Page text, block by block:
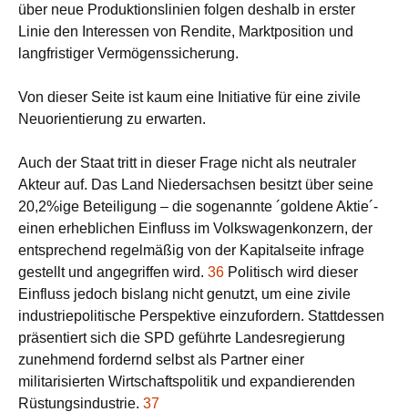
über neue Produktionslinien folgen deshalb in erster
Linie den Interessen von Rendite, Marktposition und
langfristiger Vermögenssicherung.
Von dieser Seite ist kaum eine Initiative für eine zivile
Neuorientierung zu erwarten.
Auch der Staat tritt in dieser Frage nicht als neutraler
Akteur auf. Das Land Niedersachsen besitzt über seine
20,2%ige Beteiligung – die sogenannte ´goldene Aktie´-
einen erheblichen Einfluss im Volkswagenkonzern, der
entsprechend regelmäßig von der Kapitalseite infrage
gestellt und angegriffen wird. 36 Politisch wird dieser
Einfluss jedoch bislang nicht genutzt, um eine zivile
industriepolitische Perspektive einzufordern. Stattdessen
präsentiert sich die SPD geführte Landesregierung
zunehmend fordernd selbst als Partner einer
militarisierten Wirtschaftspolitik und expandierenden
Rüstungsindustrie. 37